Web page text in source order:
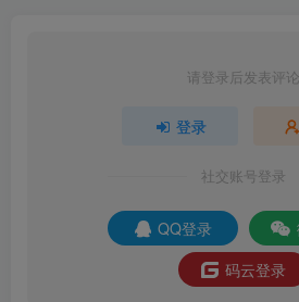
请登录后发表评论
登录
社交账号登录
QQ登录
码云登录